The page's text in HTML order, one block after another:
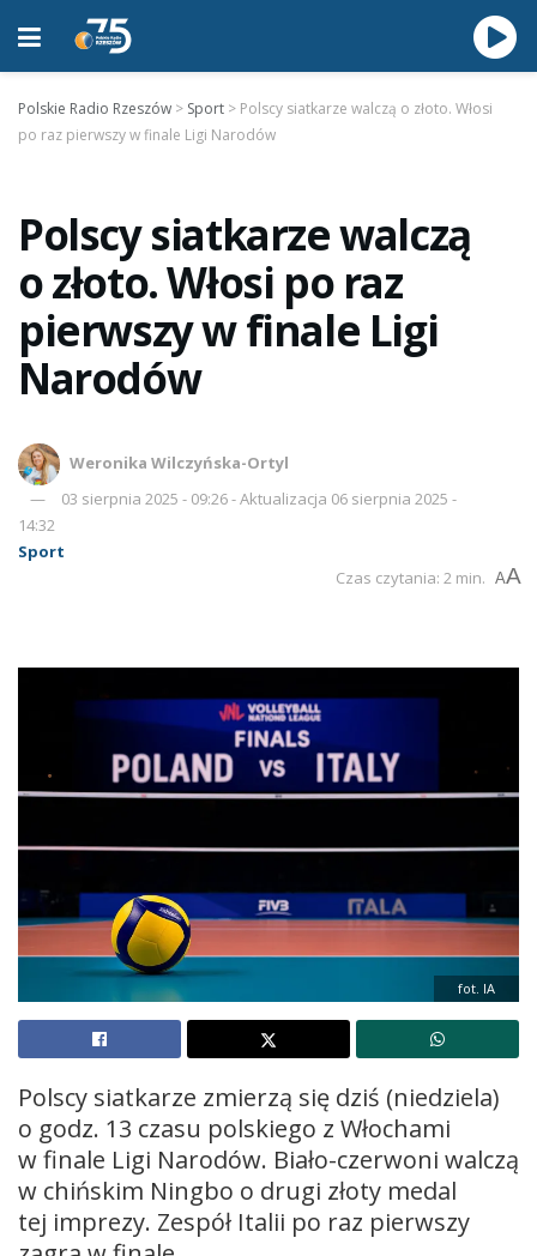
Polskie Radio Rzeszów > Sport > Polscy siatkarze walczą o złoto. Włosi
po raz pierwszy w finale Ligi Narodów
Polscy siatkarze walczą
o złoto. Włosi po raz
pierwszy w finale Ligi
Narodów
Weronika Wilczyńska-Ortyl
03 sierpnia 2025 - 09:26 - Aktualizacja 06 sierpnia 2025 -
14:32
Sport
Czas czytania: 2 min. AA
fot. IA
Polscy siatkarze zmierzą się dziś (niedziela)
o godz. 13 czasu polskiego z Włochami
w finale Ligi Narodów. Biało-czerwoni walczą
w chińskim Ningbo o drugi złoty medal
tej imprezy. Zespół Italii po raz pierwszy